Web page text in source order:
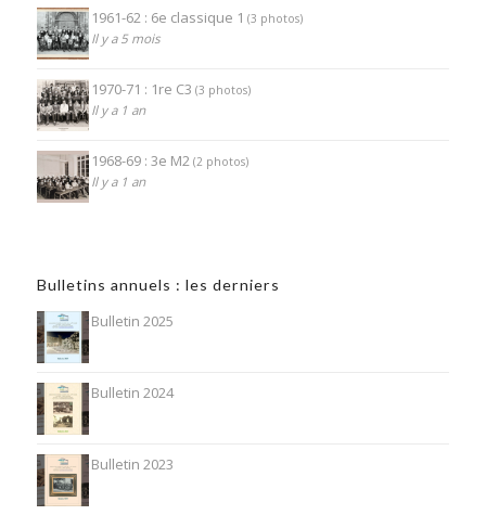
1961-62 : 6e classique 1 (3 photos)
Il y a 5 mois
1970-71 : 1re C3 (3 photos)
Il y a 1 an
1968-69 : 3e M2 (2 photos)
Il y a 1 an
Bulletins annuels : les derniers
Bulletin 2025
Bulletin 2024
Bulletin 2023